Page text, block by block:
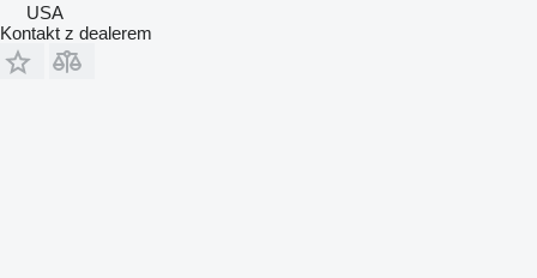
USA
Kontakt z dealerem